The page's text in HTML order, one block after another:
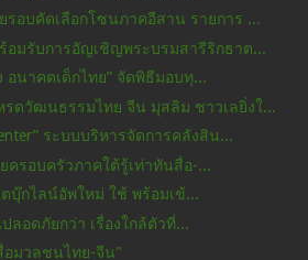
รอบคัดเลือกโซนภาคอีสาน รายการ ...
อมรับการอัญเชิญพระบรมสารีริกธาต...
อนาคตเด็กไทย” จัดพิธีมอบทุ...
ดวัฒนธรรมไทย จีน มุสลิม ชาวเลยิ่งใ...
ระบบบริหารจัดการคลังสิน...
ครอบครัวภาคใต้รู้เท่าทันสื่อ-...
ตบุ๊กไลน์อัพใหม่ ใช้ พร้อมเข้...
ปลอดภัยกว่า เรื่องใกล้ตัวที่...
อมวลชนไทย-จีน"